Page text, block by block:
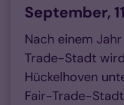
September,
Nach einem
Trade-Stadt
Hückelhoven
Fair-Trade-